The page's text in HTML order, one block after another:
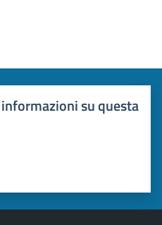
su questa
su 5
su 5
5